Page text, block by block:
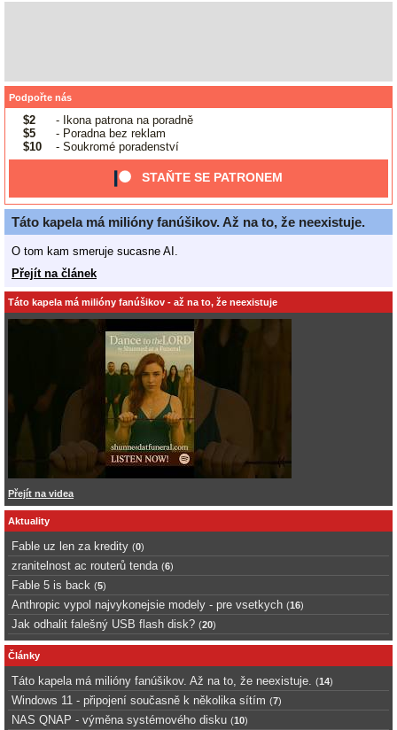
Podpořte nás
$2
- Ikona patrona na poradně
$5
- Poradna bez reklam
$10
- Soukromé poradenství
STAŇTE SE PATRONEM
Táto kapela má milióny fanúšikov. Až na to, že neexistuje.
O tom kam smeruje sucasne AI.
Přejít na článek
Táto kapela má milióny fanúšikov - až na to, že neexistuje
Přejít na videa
Aktuality
Fable uz len za kredity (0)
zranitelnost ac routerů tenda (6)
Fable 5 is back (5)
Anthropic vypol najvykonejsie modely - pre vsetkych (16)
Jak odhalit falešný USB flash disk? (20)
Články
Táto kapela má milióny fanúšikov. Až na to, že neexistuje. (14)
Windows 11 - připojení současně k několika sítím (7)
NAS QNAP - výměna systémového disku (10)